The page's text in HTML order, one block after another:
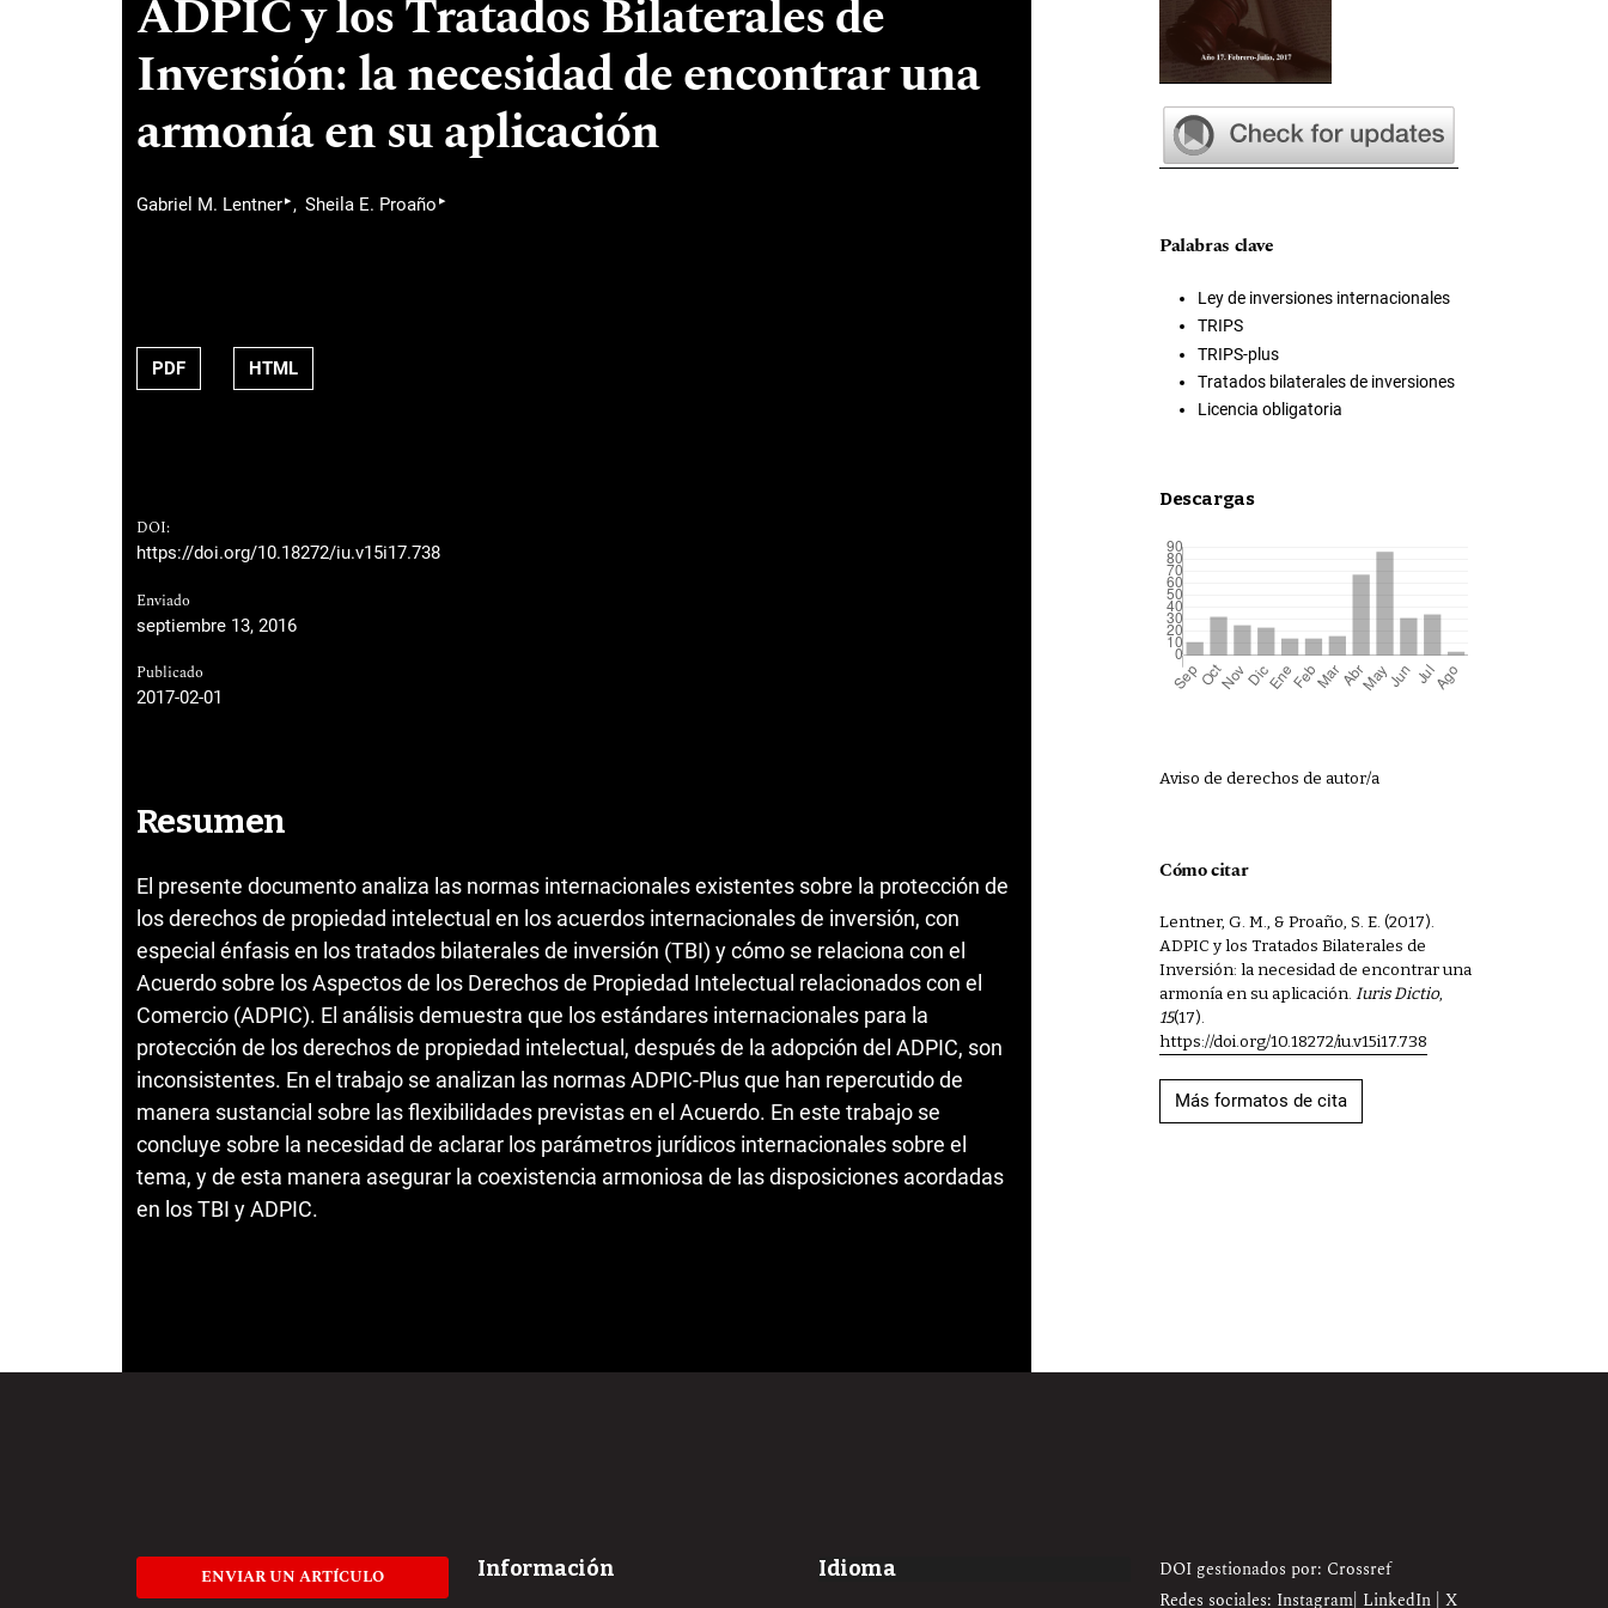
ADPIC y los Tratados Bilaterales de
Inversión: la necesidad de encontrar una
armonía en su aplicación
Gabriel M. Lentner▸ Sheila E. Proaño ▸
PDF HTML
DOI:
https://doi.org/10.18272/iu.v15i17.738
Enviado
septiembre 13, 2016
Publicado
2017-02-01
Resumen
El presente documento analiza las normas internacionales existentes sobre la protección de
los derechos de propiedad intelectual en los acuerdos internacionales de inversión, con
especial énfasis en los tratados bilaterales de inversión (TBI) y cómo se relaciona con el
Acuerdo sobre los Aspectos de los Derechos de Propiedad Intelectual relacionados con el
Comercio (ADPIC). El análisis demuestra que los estándares internacionales para la
protección de los derechos de propiedad intelectual, después de la adopción del ADPIC, son
inconsistentes. En el trabajo se analizan las normas ADPIC-Plus que han repercutido de
manera sustancial sobre las flexibilidades previstas en el Acuerdo. En este trabajo se
concluye sobre la necesidad de aclarar los parámetros jurídicos internacionales sobre el
tema, y de esta manera asegurar la coexistencia armoniosa de las disposiciones acordadas
en los TBI y ADPIC.
Palabras clave
Ley de inversiones internacionales
TRIPS
TRIPS-plus
Tratados bilaterales de inversiones
Licencia obligatoria
Descargas
Aviso de derechos de autor/a
Cómo citar
Lentner, G. M., & Proaño, S. E. (2017).
ADPIC y los Tratados Bilaterales de
Inversión: la necesidad de encontrar una
armonía en su aplicación. Iuris Dictio,
15(17).
https://doi.org/10.18272/iu.v15i17.738
Más formatos de cita
ENVIAR UN ARTÍCULO Información Idioma
DOI gestionados por: Crossref
Redes sociales: Instagram| LinkedIn | X